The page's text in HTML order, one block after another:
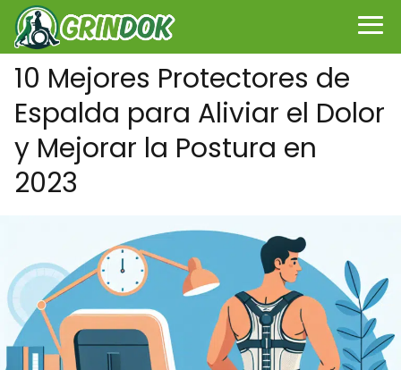
10 Mejores Protectores de
Espalda para Aliviar el Dolor
y Mejorar la Postura en
2023